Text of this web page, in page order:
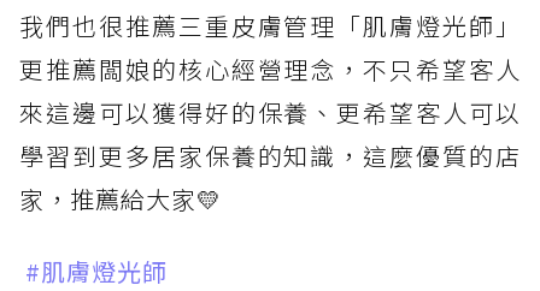
我們也很推薦三重皮膚管理「肌膚燈光師」
更推薦闆娘的核心經營理念，不只希望客人
來這邊可以獲得好的保養、更希望客人可以
學習到更多居家保養的知識，這麼優質的店
家，推薦給大家💛
#肌膚燈光師